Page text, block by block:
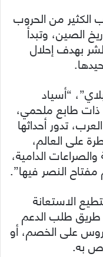
من الحروب
الصين، وتبدأ
بهدف إحلال
“أسياد
ذات طابع ملحمي،
تدور أحداثها
على العالم،
الدامية،
النصر فيها”.
الاستعانة
طريق طلب الدعم
على الخصم، أو
به.